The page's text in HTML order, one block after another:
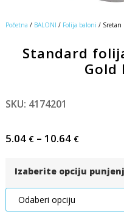
Početna / BALONI / Folija baloni / Sretan
Standard
Gold
SKU: 4174201
5.04 €– 10.64 €
Izaberite opciju